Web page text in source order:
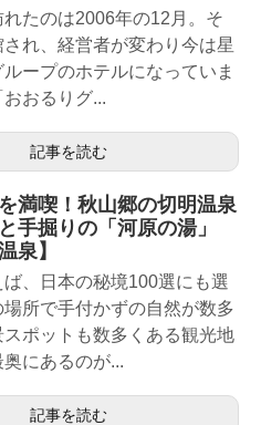
れたのは2006年の12月。そ
れ、経営者が変わり今は星
ープのホテルになっていま
おるりグ...
記事を読む
満喫！秋山郷の切明温泉
手掘りの「河原の湯」
泉】
、日本の秘境100選にも選
所で手付かずの自然が数多
スポットも数多くある観光地
にあるのが...
記事を読む